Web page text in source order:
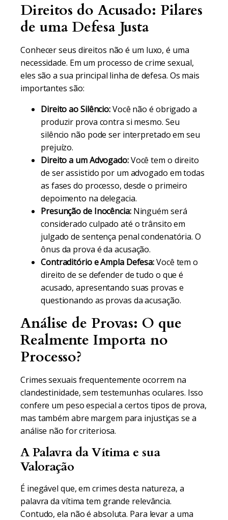
Direitos do Acusado: Pilares
de uma Defesa Justa
Conhecer seus direitos não é um luxo, é uma
necessidade. Em um processo de crime sexual,
eles são a sua principal linha de defesa. Os mais
importantes são:
Direito ao Silêncio:Você não é obrigado a
produzir prova contra si mesmo. Seu
silêncio não pode ser interpretado em seu
prejuízo.
Direito a um Advogado:Você tem o direito
de ser assistido por um advogado em todas
as fases do processo, desde o primeiro
depoimento na delegacia.
Presunção de Inocência:Ninguém será
considerado culpado até o trânsito em
julgado de sentença penal condenatória. O
ônus da prova é da acusação.
Contraditório e Ampla Defesa:Você tem o
direito de se defender de tudo o que é
acusado, apresentando suas provas e
questionando as provas da acusação.
Análise de Provas: O que
Realmente Importa no
Processo?
Crimes sexuais frequentemente ocorrem na
clandestinidade, sem testemunhas oculares. Isso
confere um peso especial a certos tipos de prova,
mas também abre margem para injustiças se a
análise não for criteriosa.
A Palavra da Vítima e sua
Valoração
É inegável que, em crimes desta natureza, a
palavra da vítima tem grande relevância.
Contudo, ela não é absoluta. Para levar a uma